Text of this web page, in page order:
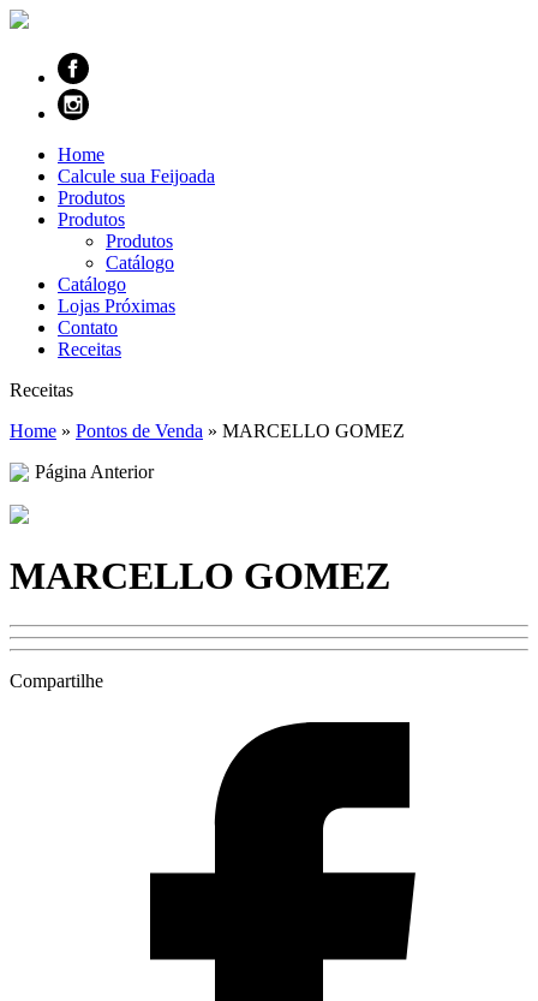
Home
Calcule sua Feijoada
Produtos
Produtos
Produtos
Catálogo
Catálogo
Lojas Próximas
Contato
Receitas
Receitas
Home » Pontos de Venda » MARCELLO GOMEZ
Página Anterior
MARCELLO GOMEZ
Compartilhe